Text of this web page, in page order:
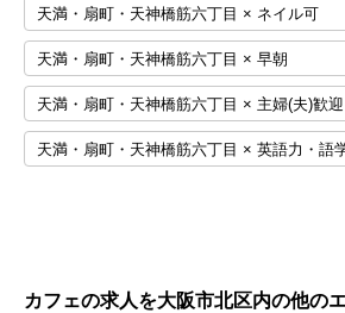
天満・扇町・天神橋筋六丁目 × ネイル可
天満・扇町・天神橋筋六丁目 × 早朝
天満・扇町・天神橋筋六丁目 × 主婦(夫)歓迎
天満・扇町・天神橋筋六丁目 × 英語力・語
カフェの求人を大阪市北区内の他の